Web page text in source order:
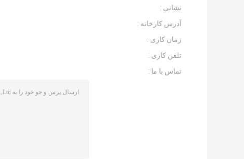
نشانی :
آدرس کارخانه :
زمان کاری :
تلفن کاری :
تماس با ما :